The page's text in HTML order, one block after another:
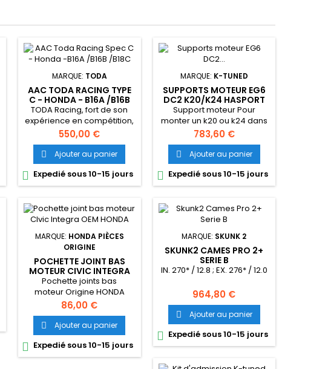
MARQUE: TODA
AAC TODA RACING TYPE
C - HONDA - B16A /B16B
/B18C
TODA Racing, fort de son
expérience en compétition,
apporte toute sa
connaissance dans la
recherche et le
développement de ses
produits pour nous
proposer le meilleur en
chacun pour sa Honda civic
ou integra.
Prix
550,00 €
 Ajouter au panier
 Expedié sous 10-15 jours
MARQUE: K-TUNED
SUPPORTS MOTEUR EG6
DC2 K20/K24 HASPORT
Support moteur Pour
monter un k20 ou k24 dans
une civic EG ou Honda
Integra DC2
Prix
783,60 €
 Ajouter au panier
 Expedié sous 10-15 jours
MARQUE: HONDA PIÈCES
ORIGINE
POCHETTE JOINT BAS
MOTEUR CIVIC INTEGRA
OEM HONDA
Pochette joints bas
moteur Origine HONDA
Prix
86,00 €
 Ajouter au panier
 Expedié sous 10-15 jours
MARQUE: SKUNK 2
SKUNK2 CAMES PRO 2+
SERIE B
IN. 270* / 12.8 ; EX. 276* / 12.0
Prix
964,80 €
 Ajouter au panier
 Expedié sous 10-15 jours